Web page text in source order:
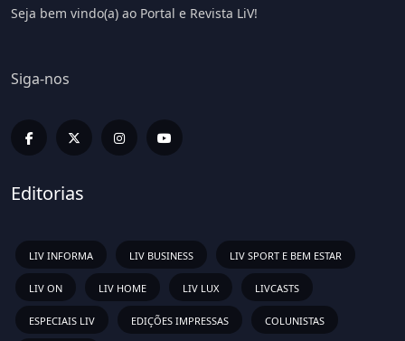
Seja bem vindo(a) ao Portal e Revista LiV!
Siga-nos
Editorias
LIV INFORMA LIV BUSINESS LIV SPORT E BEM ESTAR
LIV ON LIV HOME LIV LUX LIVCASTS
ESPECIAIS LIV EDIÇÕES IMPRESSAS COLUNISTAS